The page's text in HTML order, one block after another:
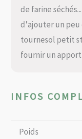
de farine
d'ajouter un peu
tournesol petit
fournir un
INFOS
Poids